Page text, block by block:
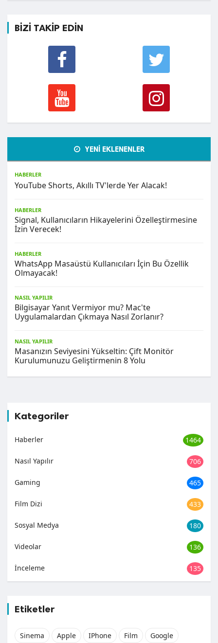
BİZİ TAKİP EDİN
YENİ EKLENENLER
HABERLER
YouTube Shorts, Akıllı TV'lerde Yer Alacak!
HABERLER
Signal, Kullanıcıların Hikayelerini Özelleştirmesine
İzin Verecek!
HABERLER
WhatsApp Masaüstü Kullanıcıları İçin Bu Özellik
Olmayacak!
NASIL YAPILIR
Bilgisayar Yanıt Vermiyor mu? Mac'te
Uygulamalardan Çıkmaya Nasıl Zorlanır?
NASIL YAPILIR
Masanızın Seviyesini Yükseltin: Çift Monitör
Kurulumunuzu Geliştirmenin 8 Yolu
Kategoriler
Haberler 1464
Nasıl Yapılır 706
Gaming 465
Film Dizi 433
Sosyal Medya 180
Videolar 136
İnceleme 135
Etiketler
Sinema Apple IPhone Film
Google